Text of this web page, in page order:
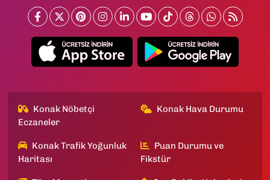
Konak Nöbetçi
Eczaneler
Konak Hava Durumu
Konak Trafik Yoğunluk
Haritası
Puan Durumu ve
Fikstür